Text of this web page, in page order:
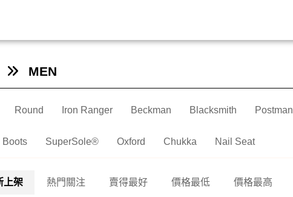
MEN
Round Iron Ranger Beckman Blacksmith Postman
Boots SuperSole® Oxford Chukka Nail Seat
上架 熱門關注 賣得最好 價格最低 價格最高